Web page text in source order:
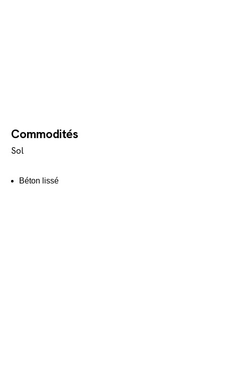
Commodités
Sol
Béton lissé